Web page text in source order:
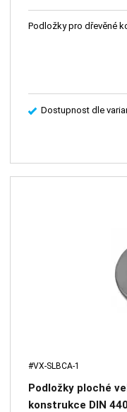
Podložky pro dřevěné
Dostupnost dle
#VX-SLBCA-1
Podložky ploché
konstrukce DIN